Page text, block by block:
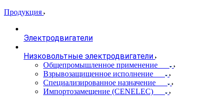
Продукция
Электродвигатели
Низковольтные электродвигатели
Общепромышленное применение
Взрывозащищенное исполнение
Специализированное назначение
Импортозамещение (CENELEC)